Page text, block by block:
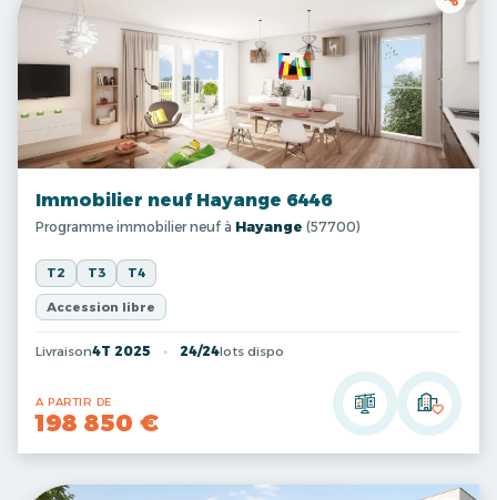
Immobilier neuf Hayange 6446
Programme immobilier neuf à Hayange (57700)
T2 T3 T4
Accession libre
Livraison4T 2025 24/24lots dispo
A PARTIR DE
198 850 €